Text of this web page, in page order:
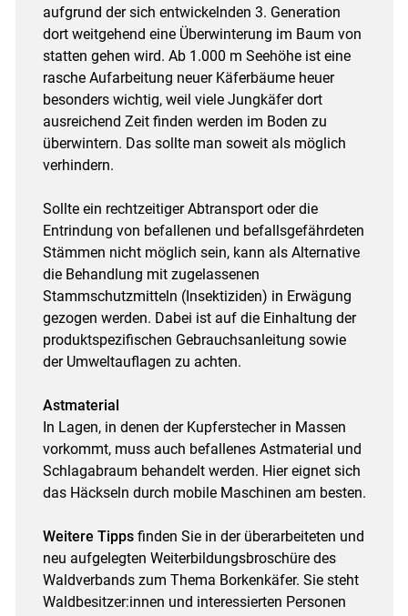
aufgrund der sich entwickelnden 3. Generation
dort weitgehend eine Überwinterung im Baum von
statten gehen wird. Ab 1.000 m Seehöhe ist eine
rasche Aufarbeitung neuer Käferbäume heuer
besonders wichtig, weil viele Jungkäfer dort
ausreichend Zeit finden werden im Boden zu
überwintern. Das sollte man soweit als möglich
verhindern.
Sollte ein rechtzeitiger Abtransport oder die
Entrindung von befallenen und befallsgefährdeten
Stämmen nicht möglich sein, kann als Alternative
die Behandlung mit zugelassenen
Stammschutzmitteln (Insektiziden) in Erwägung
gezogen werden. Dabei ist auf die Einhaltung der
produktspezifischen Gebrauchsanleitung sowie
der Umweltauflagen zu achten.
Astmaterial
In Lagen, in denen der Kupferstecher in Massen
vorkommt, muss auch befallenes Astmaterial und
Schlagabraum behandelt werden. Hier eignet sich
das Häckseln durch mobile Maschinen am besten.
Weitere Tippsfinden Sie in der überarbeiteten und
neu aufgelegten Weiterbildungsbroschüre des
Waldverbands zum Thema Borkenkäfer. Sie steht
Waldbesitzer:innen und interessierten Personen